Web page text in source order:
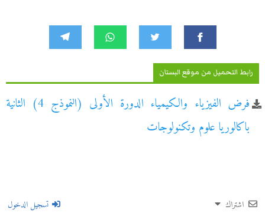
رابط التحميل من موقع البستان
فرض الفيزياء والكيمياء الدورة الأولى (النموذج 4) الثانية
باكالوريا علوم وتكنولوجات
اشتراك تسجيل الدخول